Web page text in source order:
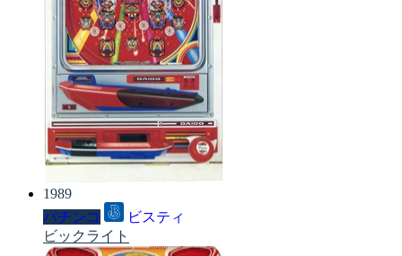
1989
パチンコ
ビスティ
ビックライト